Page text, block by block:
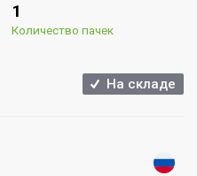
1
Количество пачек
На складе